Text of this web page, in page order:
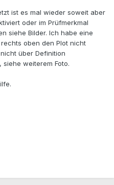
ist es mal wieder soweit aber
oder im Prüfmerkmal
siehe Bilder. Ich habe eine
oben den Plot nicht
über Definition
weiterem Foto.